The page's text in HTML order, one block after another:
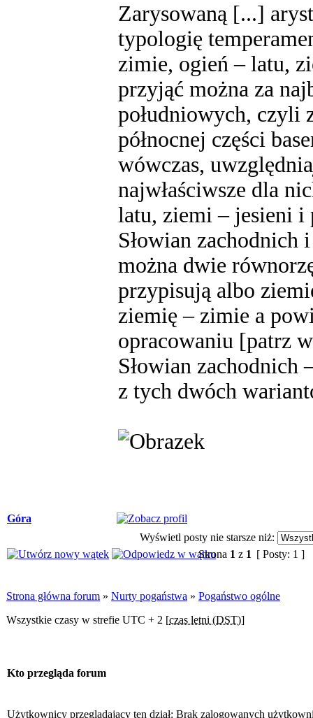
Zarysowaną [...]
typologię
zimie, ogień – latu,
przyjąć można za
południowych, czyli
północnej części
wówczas,
najwłaściwsze dla
latu, ziemi – jesieni
Słowian zachodnich
można dwie
przypisują albo
ziemię – zimie a
opracowaniu [patrz
Słowian zachodnich
z tych dwóch
Góra
Wyświetl posty nie starsze niż:
Strona 1 z 1 [ Posty: 1 ]
Strona główna forum » Nurty pogaństwa » Pogaństwo ogólne
Wszystkie czasy w strefie UTC + 2 [czas letni (DST)]
Kto przegląda forum
Użytkownicy przeglądający ten dział: Brak zalogowanych